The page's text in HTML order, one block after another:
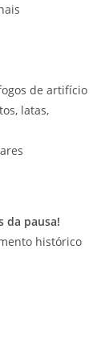
de artifício
latas,
da pausa!
histórico